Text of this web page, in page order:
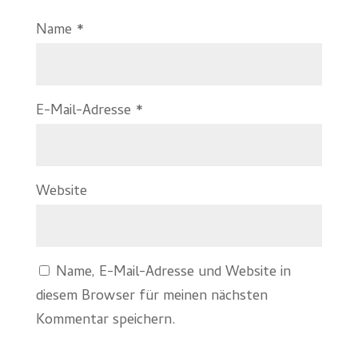
Name *
E-Mail-Adresse *
Website
Name, E-Mail-Adresse und Website in
diesem Browser für meinen nächsten
Kommentar speichern.